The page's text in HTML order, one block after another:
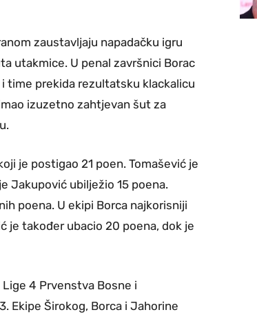
zaustavljaju napadačku igru
utakmice. U penal završnici Borac
time prekida rezultatsku klackalicu
izuzetno zahtjevan šut za
je postigao 21 poen. Tomašević je
Jakupović ubilježio 15 poena.
poena. U ekipi Borca najkorisniji
je također ubacio 20 poena, dok je
4 Prvenstva Bosne i
Ekipe Širokog, Borca i Jahorine